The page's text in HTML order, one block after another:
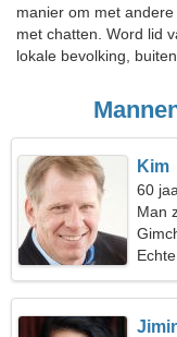
manier om met
met chatten. Word lid
lokale bevolking,
Kim
60
Man